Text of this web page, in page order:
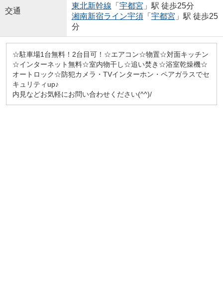
交通
東北新幹線 「 宇都宮 」駅 徒歩25分
湘南新宿ライン宇須「 宇都宮 」駅 徒歩25
分
☆駐車場1台無料！2台目可！☆エアコン☆物置☆対面キッチン
☆インターネット無料☆室内物干し☆追い焚き☆浴室乾燥機☆
オートロック☆防犯カメラ・TVインターホン・ペアガラスでセ
キュリティup♪
内見などお気軽にお問い合わせください(^^)/